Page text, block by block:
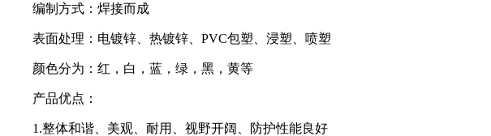
编制方式：焊接而成
表面处理：电镀锌、热镀锌、PVC包塑、浸塑、喷塑
颜色分为：红，白，蓝，绿，黑，黄等
产品优点：
1.整体和谐、美观、耐用、视野开阔、防护性能良好